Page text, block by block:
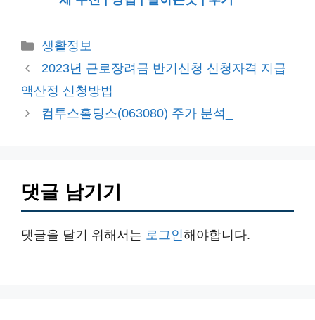
카
테
리
생활정보
2023년 근로장려금 반기신청 신청자격 지급
액산정 신청방법
컴투스홀딩스(063080) 주가 분석_
댓글 남기기
댓글을 달기 위해서는 로그인해야합니다.